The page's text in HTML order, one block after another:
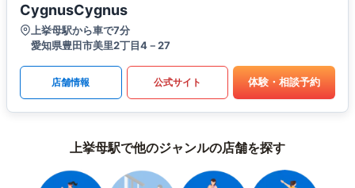
CygnusCygnus
上挙母駅から車で7分
愛知県豊田市美里2丁目4－27
店舗情報 公式サイト 体験・相談予約
上挙母駅で他のジャンルの店舗を探す